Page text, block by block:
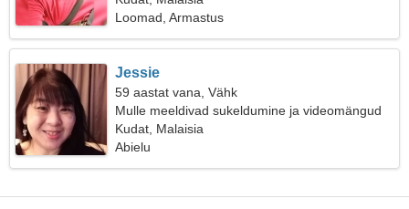
Loomad, Armastus
Jessie
59 aastat vana, Vähk
Mulle meeldivad sukeldumine ja videomängud
Kudat, Malaisia
Abielu